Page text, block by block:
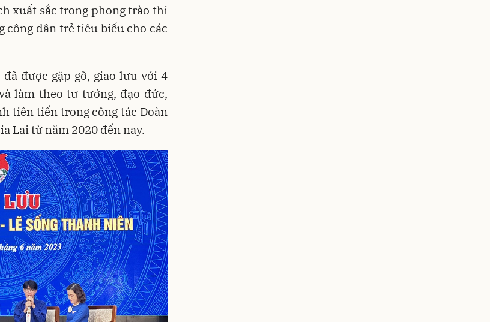
xuất sắc trong phong trào thi
công dân trẻ tiêu biểu cho các
được gặp gỡ, giao lưu với 4
làm theo tư tưởng, đạo đức,
tiên tiến trong công tác Đoàn
Lai từ năm 2020 đến nay.